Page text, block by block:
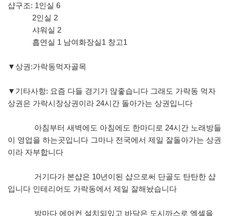
샵구조: 1인실 6
2인실 2
샤워실 2
흡연실 1 남여화장실1 창고1
▼상권:가락동먹자골목
▼기타사항: 요즘 다들 경기가 않좋습니다 그래도 가락동 먹자
상권은 가락시장상권이라 24시간 돌아가는 상권입니다
아침부터 새벽에도 아침에도 한마디로 24시간 노래방들
이 영업을 하는곳입니다 그마나 전국에서 제일 잘돌아가는 상권
이라 자부합니다
거기다가 본샵은 10년이된 샵으로써 단골도 탄탄한 샵
입니다 인테리어도 가락동에서 제일 잘해놨습니다
방마다 에어컨 설치되있고 바닥은 도시까스로 엑셀을